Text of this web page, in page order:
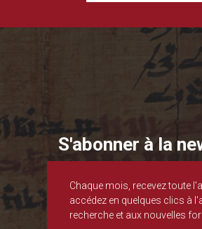
S'abonner à la
Chaque mois, recevez toute
accédez en quelques clics à
recherche et aux nouvelles